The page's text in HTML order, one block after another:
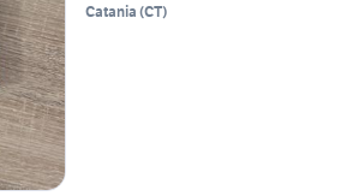
Catania (CT)